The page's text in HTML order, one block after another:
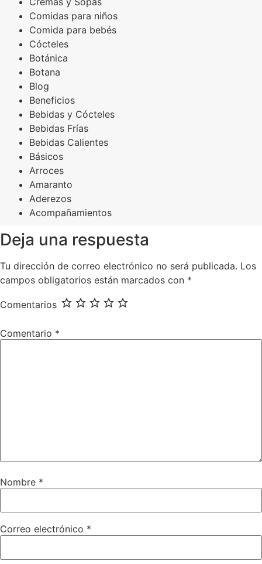
Comidas para niños
Comida para bebés
Cócteles
Botánica
Botana
Blog
Beneficios
Bebidas y Cócteles
Bebidas Frías
Bebidas Calientes
Básicos
Arroces
Amaranto
Aderezos
Acompañamientos
Deja una respuesta
Tu dirección de correo electrónico no será publicada. Los
campos obligatorios están marcados con *
Comentarios
Comentario *
Nombre *
Correo electrónico *